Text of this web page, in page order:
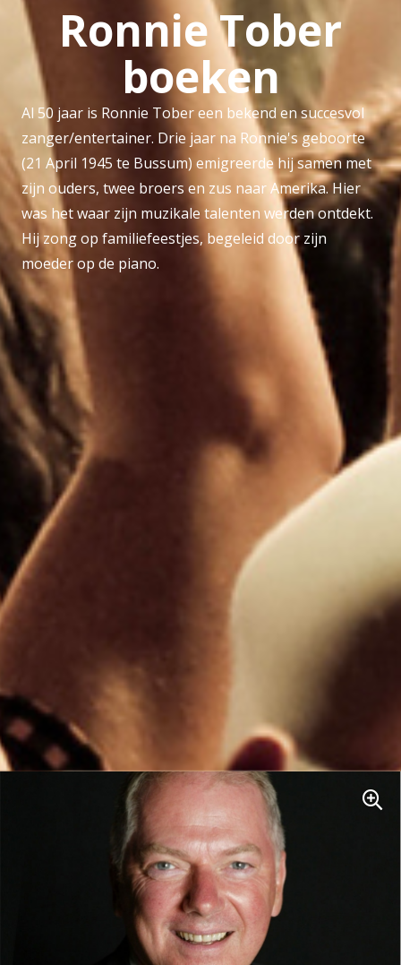
Ronnie Tober
boeken
Al 50 jaar is Ronnie Tober een bekend en succesvol
zanger/entertainer. Drie jaar na Ronnie's geboorte
(21 April 1945 te Bussum) emigreerde hij samen met
zijn ouders, twee broers en zus naar Amerika. Hier
was het waar zijn muzikale talenten werden ontdekt.
Hij zong op familiefeestjes, begeleid door zijn
moeder op de piano.